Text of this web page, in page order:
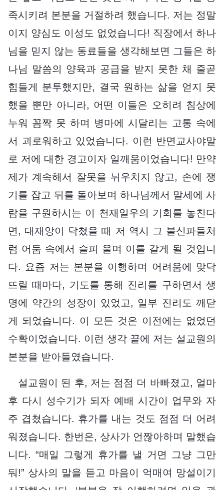
족시키려 본분을 거절하려 했습니다. 저는 정말
이지 양심도 이성도 없었습니다! 직장에서 하나
님을 믿지 않는 동료들을 생각해보면 그들은 하
나님 말씀의 양육과 공급을 받지 못한 채 줄곧
힘들게 분투했지만, 결국 원하는 삶을 얻지 못
했을 뿐만 아니라, 어떤 이들은 오히려 침상에
누워 꼼짝 못 하며 병마에 시달리는 고통 속에
서 괴로워하고 있었습니다. 이런 반면교사야말
로 저에 대한 경고이자 일깨움이었습니다! 만약
제가 계속해서 잘못을 뉘우치지 않고, 손에 쟁
기를 잡고 뒤를 돌아보며 하나님께서 말세에 사
람을 구원하시는 이 천재일우의 기회를 놓친다
면, 대재앙이 닥쳤을 때 저 역시 그 불신파들처
럼 어둠 속에서 슬피 울며 이를 갈게 될 것입니
다. 요즘 저는 본분을 이행하며 어려움에 맞닥
뜨릴 때마다, 기도를 통해 진리를 구하면서 생
명에 약간의 성장이 있었고, 일부 진리도 깨닫
게 되었습니다. 이 모든 것은 이전에는 없었던
수확이었습니다. 이런 생각 끝에 저는 설교원의
본분을 받아들였습니다.
설교원이 된 후, 저는 점점 더 바빠졌고, 얼마
후 다시 성수기가 되자 예배 시간이 업무와 자
주 겹쳤습니다. 휴가를 내는 것도 점점 더 어려
워졌습니다. 한번은, 상사가 언짢아하며 말했습
니다. “매일 그렇게 휴가를 낼 거면 그냥 그만
둬!” 상사의 말을 듣고 마음이 억매여 망설이기